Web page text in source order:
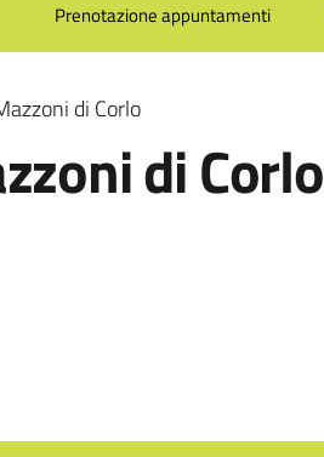
Prenotazione appuntamenti
di Corlo
di Corlo